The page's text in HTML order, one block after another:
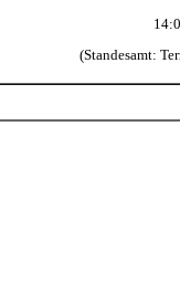
(Standesamt: